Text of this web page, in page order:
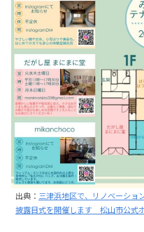
出典： 三津浜地区で、リノベーショ
披露目式を開催します 松山市公式